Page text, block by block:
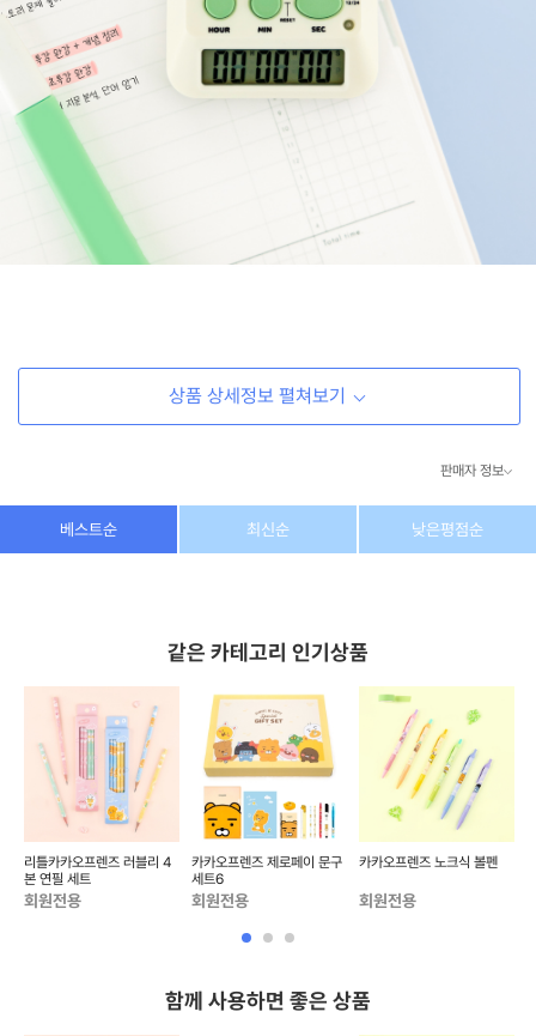
상품 상세정보 펼쳐보기
판매자 정보
상호/대표자 (주) 동이커머스
dongeecom@naver.com
소재지 경기도 고양시 덕양구 꽃마을로64, 1235호
베스트순 최신순 낮은평점순
같은 카테고리 인기상품
리틀카카오프렌즈 러블리 4
본 연필 세트
회원전용
카카오프렌즈 제로페이 문구
세트6
회원전용
카카오프렌즈 노크식 볼펜
회원전용
함께 사용하면 좋은 상품